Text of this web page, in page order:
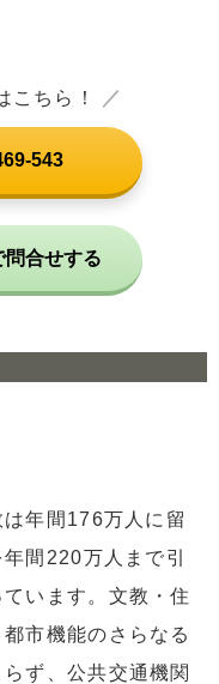
こちら！ ／
543
問合せする
年間176万人に留
間220万人まで引
います。文教・住
市機能のさらなる
ず、公共交通機関